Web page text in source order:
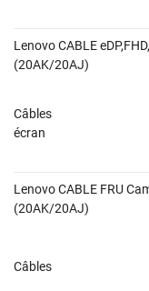
Lenovo CABLE
(20AK/20AJ)
Câbles
écran
Lenovo CABLE FRU
(20AK/20AJ)
Câbles